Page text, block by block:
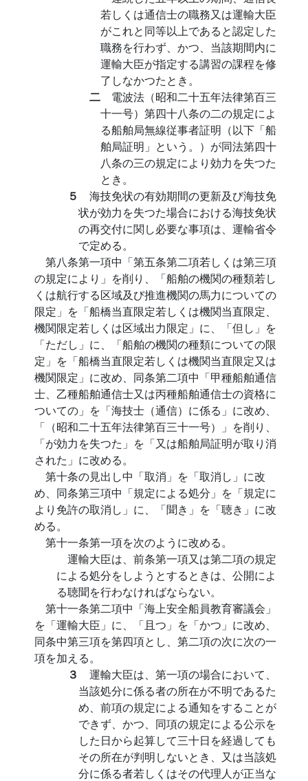
若しくは通信士の職務又は運輸大臣
がこれと同等以上であると認定した
職務を行わず、かつ、当該期間内に
運輸大臣が指定する講習の課程を修
了しなかつたとき。
二 電波法（昭和二十五年法律第百三
十一号）第四十八条の二の規定によ
る船舶局無線従事者証明（以下「船
舶局証明」という。）が同法第四十
八条の三の規定により効力を失つた
とき。
５ 海技免状の有効期間の更新及び海技免
状が効力を失つた場合における海技免状
の再交付に関し必要な事項は、運輸省令
で定める。
第八条第一項中「第五条第二項若しくは第三項
の規定により」を削り、「船舶の機関の種類若し
くは航行する区域及び推進機関の馬力についての
限定」を「船橋当直限定若しくは機関当直限定、
機関限定若しくは区域出力限定」に、「但し」を
「ただし」に、「船舶の機関の種類についての限
定」を「船橋当直限定若しくは機関当直限定又は
機関限定」に改め、同条第二項中「甲種船舶通信
士、乙種船舶通信士又は丙種船舶通信士の資格に
ついての」を「海技士（通信）に係る」に改め、
「（昭和二十五年法律第百三十一号）」を削り、
「が効力を失つた」を「又は船舶局証明が取り消
された」に改める。
第十条の見出し中「取消」を「取消し」に改
め、同条第三項中「規定による処分」を「規定に
より免許の取消し」に、「聞き」を「聴き」に改
める。
第十一条第一項を次のように改める。
運輸大臣は、前条第一項又は第二項の規定
による処分をしようとするときは、公開によ
る聴聞を行わなければならない。
第十一条第二項中「海上安全船員教育審議会」
を「運輸大臣」に、「且つ」を「かつ」に改め、
同条中第三項を第四項とし、第二項の次に次の一
項を加える。
３ 運輸大臣は、第一項の場合において、
当該処分に係る者の所在が不明であるた
め、前項の規定による通知をすることが
できず、かつ、同項の規定による公示を
した日から起算して三十日を経過しても
その所在が判明しないとき、又は当該処
分に係る者若しくはその代理人が正当な